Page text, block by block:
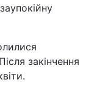
закінчення